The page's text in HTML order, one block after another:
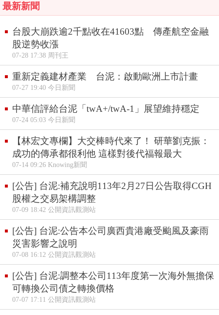
最新新聞
台股大崩跌逾2千點收在41603點 傳產航空金融
股逆勢收漲
07-28 17:38 周刊王
重新定義建材產業 台泥：啟動歐洲上市計畫
07-27 19:40 今日新聞
中華信評給台泥「twA+/twA-1」展望維持穩定
07-24 05:03 今日新聞
【林宏文專欄】大交棒時代來了！ 研華劉克振：
成功的傳承都很利他 這樣對後代福報最大
07-14 09:26 Knowing新聞
[公告] 台泥:補充說明113年2月27日公告取得CGH
股權之交易架構調整
07-09 18:42 公開資訊觀測站
[公告] 台泥:公告本公司廣西貴港廠受颱風及豪雨
災害影響之說明
07-08 16:12 公開資訊觀測站
[公告] 台泥:調整本公司113年度第一次海外無擔保
可轉換公司債之轉換價格
07-07 17:11 公開資訊觀測站